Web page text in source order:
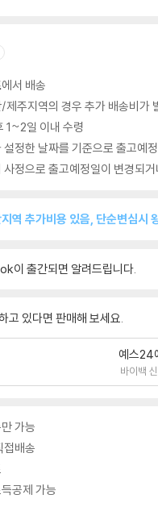
에서 배송
제주지역의 경우 추가 배송비가
1~2일 이내 수령
설정한 날짜를 기준으로 출고예
사정으로 출고예정일이 변경되
역 추가비용 있음, 단순변심시
이 출간되면 알려드립니다.
고 있다면 판매해 보세요.
예스24
바이백
가능
접배송
공제 가능